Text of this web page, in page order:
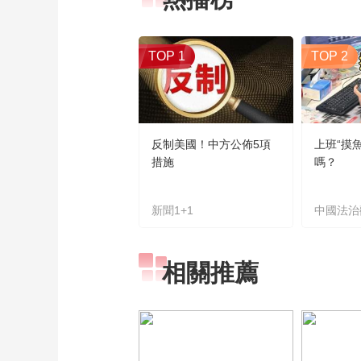
TOP 1
反制美國！中方公佈5項
措施
新聞1+1
TOP 2
上班“摸
嗎？
中國法
相關推薦